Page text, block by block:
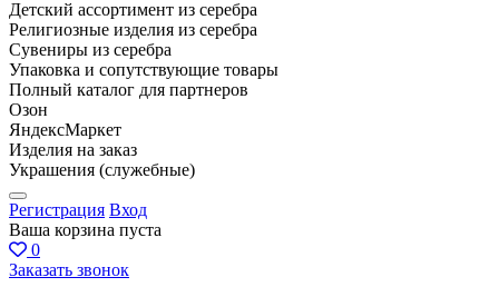
Детский ассортимент из серебра
Религиозные изделия из серебра
Сувениры из серебра
Упаковка и сопутствующие товары
Полный каталог для партнеров
Озон
ЯндексМаркет
Изделия на заказ
Украшения (служебные)
Регистрация Вход
Ваша корзина пуста
0
Заказать звонок